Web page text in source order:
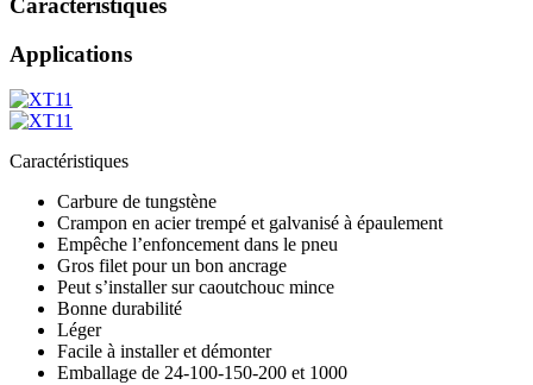
Caractéristiques
Applications
Caractéristiques
Carbure de tungstène
Crampon en acier trempé et galvanisé à épaulement
Empêche l’enfoncement dans le pneu
Gros filet pour un bon ancrage
Peut s’installer sur caoutchouc mince
Bonne durabilité
Léger
Facile à installer et démonter
Emballage de 24-100-150-200 et 1000